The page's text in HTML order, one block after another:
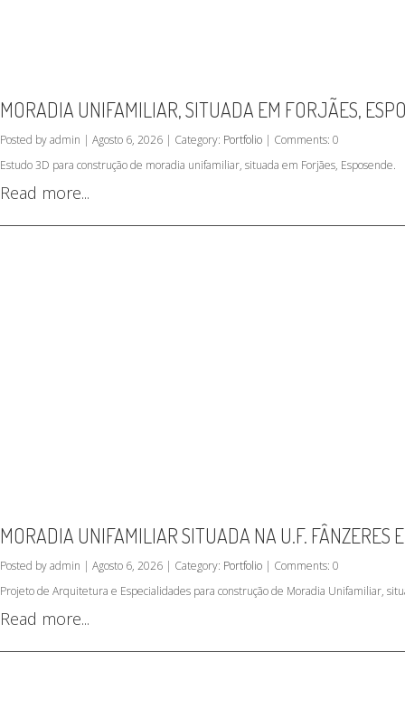
MORADIA UNIFAMILIAR, SITUADA EM FORJÃES,
Posted by admin | Agosto 6, 2026 | Category: Portfolio | Comments: 0
Estudo 3D para construção de moradia unifamiliar, situada em Forjães, Esposende.
Read more...
MORADIA UNIFAMILIAR SITUADA NA U.F. FÂNZERES
Posted by admin | Agosto 6, 2026 | Category: Portfolio | Comments: 0
Projeto de Arquitetura e Especialidades para construção de Moradia Unifamiliar,
Read more...